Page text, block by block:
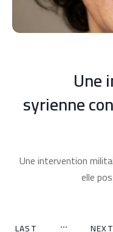
Une
syrienne
Une intervention
elle
NEXT
LAST